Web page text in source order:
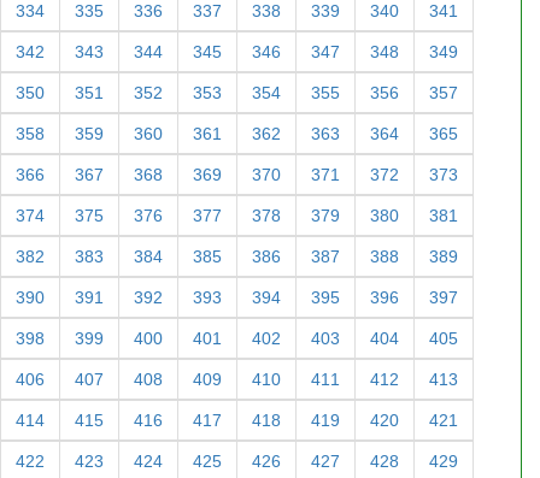
334 335 336 337 338 339 340 341
342 343 344 345 346 347 348 349
350 351 352 353 354 355 356 357
358 359 360 361 362 363 364 365
366 367 368 369 370 371 372 373
374 375 376 377 378 379 380 381
382 383 384 385 386 387 388 389
390 391 392 393 394 395 396 397
398 399 400 401 402 403 404 405
406 407 408 409 410 411 412 413
414 415 416 417 418 419 420 421
422 423 424 425 426 427 428 429